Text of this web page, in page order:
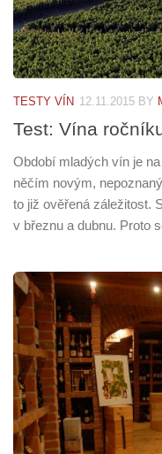
TESTY VÍN 12.11.2015 BY
Test: Vína
Období mladých vín je
něčím novým,
to již ověřená záležitost.
v březnu a dubnu. Proto